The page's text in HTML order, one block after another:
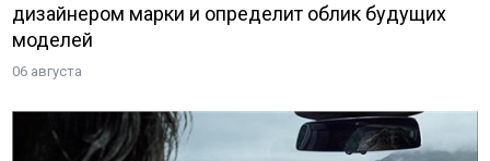
дизайнером марки и определит облик будущих
моделей
06 августа